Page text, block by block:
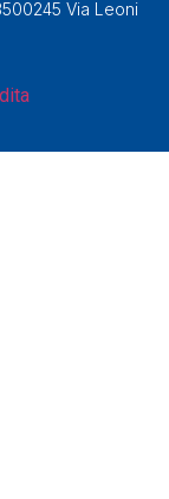
Via Leoni